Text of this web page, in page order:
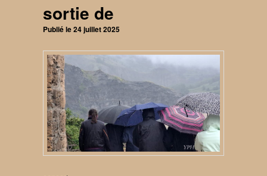
sortie de
Publié le24 juillet 2025